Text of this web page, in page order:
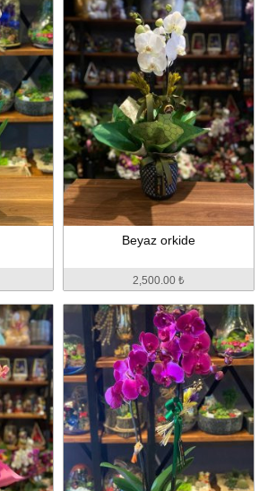
Beyaz orkide
2,500.00 ₺